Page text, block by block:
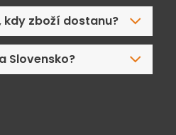
kdy zboží dostanu?
Slovensko?